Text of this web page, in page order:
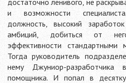
достаточно ленивого, не
и возможности
должность, высокий
амбиций, добиться от
эффективности стандартными
Тогда руководитель
нему Джуниор-
помощника. И попал в